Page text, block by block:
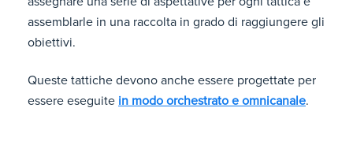
assemblarle in una raccolta in grado di raggiungere gli
obiettivi.
Queste tattiche devono anche essere progettate per
essere eseguite in modo orchestrato e omnicanale.